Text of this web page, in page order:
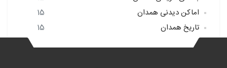
اماکن دیدنی همدان
15
تاریخ همدان
15